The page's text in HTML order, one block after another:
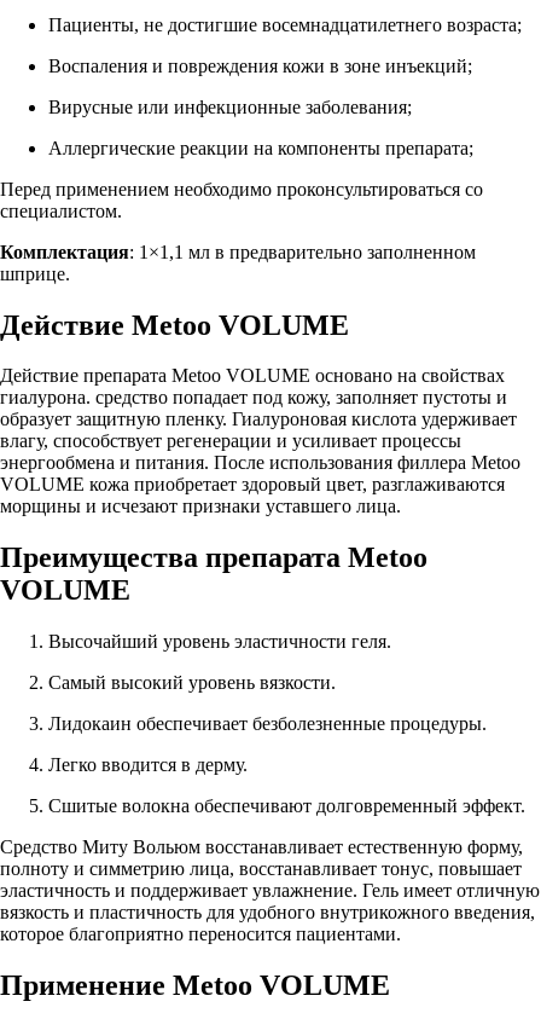
Пациенты, не достигшие восемнадцатилетнего возраста;
Воспаления и повреждения кожи в зоне инъекций;
Вирусные или инфекционные заболевания;
Аллергические реакции на компоненты препарата;
Перед применением необходимо проконсультироваться со
специалистом.
Комплектация: 1×1,1 мл в предварительно заполненном
шприце.
Действие Metoo VOLUME
Действие препарата Metoo VOLUME основано на свойствах
гиалурона. средство попадает под кожу, заполняет пустоты и
образует защитную пленку. Гиалуроновая кислота удерживает
влагу, способствует регенерации и усиливает процессы
энергообмена и питания. После использования филлера Metoo
VOLUME кожа приобретает здоровый цвет, разглаживаются
морщины и исчезают признаки уставшего лица.
Преимущества препарата Metoo
VOLUME
Высочайший уровень эластичности геля.
Самый высокий уровень вязкости.
Лидокаин обеспечивает безболезненные процедуры.
Легко вводится в дерму.
Сшитые волокна обеспечивают долговременный эффект.
Средство Миту Вольюм восстанавливает естественную форму,
полноту и симметрию лица, восстанавливает тонус, повышает
эластичность и поддерживает увлажнение. Гель имеет отличную
вязкость и пластичность для удобного внутрикожного введения,
которое благоприятно переносится пациентами.
Применение Metoo VOLUME